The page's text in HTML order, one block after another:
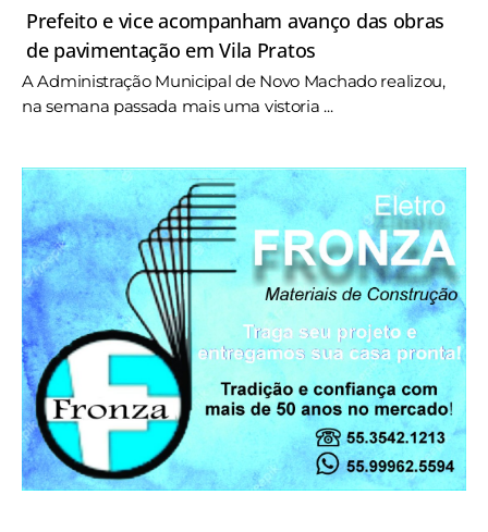
Prefeito e vice acompanham avanço das obras
de pavimentação em Vila Pratos
A Administração Municipal de Novo Machado realizou,
na semana passada mais uma vistoria ...